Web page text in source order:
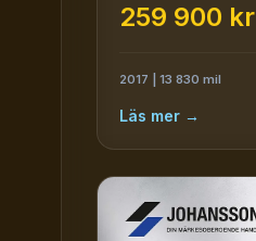
259 900 kr
2017 | 13 830 mil
Läs mer →